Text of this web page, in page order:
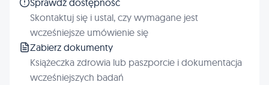
Skontaktuj się i ustal, czy wymagane jest
wcześniejsze umówienie się
Zabierz dokumenty
Książeczka zdrowia lub paszporcie i dokumentacja
wcześniejszych badań